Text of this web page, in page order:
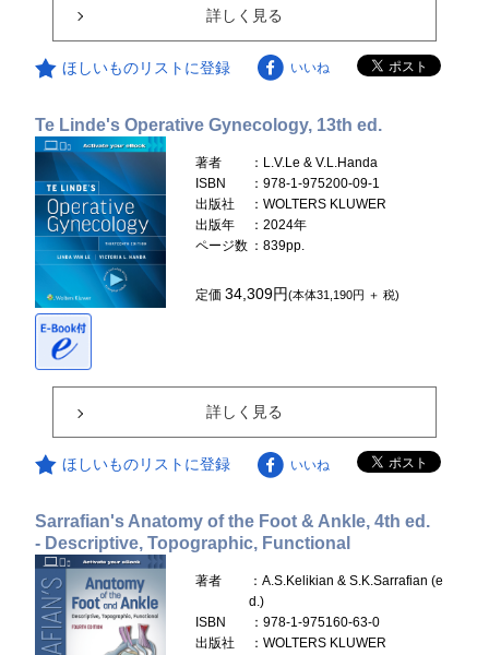
詳しく見る
ほしいものリストに登録 いいね
Te Linde's Operative Gynecology, 13th ed.
著者
：L.V.Le & V.L.Handa
ISBN
：978-1-975200-09-1
出版社
：WOLTERS KLUWER
出版年
：2024年
ページ数 ：839pp.
定価34,309円(本体31,190円 ＋ 税)
詳しく見る
ほしいものリストに登録 いいね
Sarrafian's Anatomy of the Foot & Ankle, 4th ed.
- Descriptive, Topographic, Functional
著者
：A.S.Kelikian & S.K.Sarrafian (e
d.)
ISBN
：978-1-975160-63-0
出版社
：WOLTERS KLUWER